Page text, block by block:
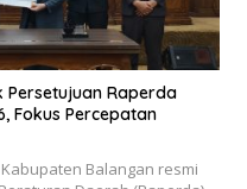
Persetujuan Raperda
Fokus Percepatan
Balangan resmi